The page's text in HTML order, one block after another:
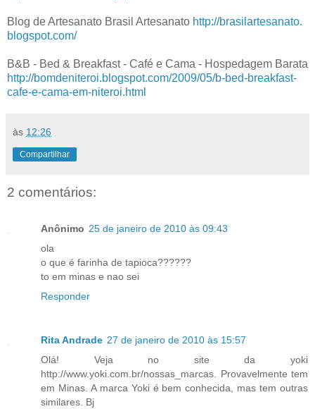
Blog de Artesanato Brasil Artesanato http://brasilartesanato.
blogspot.com/
B&B - Bed & Breakfast - Café e Cama - Hospedagem Barata
http://bomdeniteroi.blogspot.com/2009/05/b-bed-breakfast-
cafe-e-cama-em-niteroi.html
às 12:26
Compartilhar
2 comentários:
Anônimo 25 de janeiro de 2010 às 09:43
ola
o que é farinha de tapioca??????
to em minas e nao sei
Responder
Rita Andrade 27 de janeiro de 2010 às 15:57
Olá! Veja no site da yoki
http://www.yoki.com.br/nossas_marcas. Provavelmente tem
em Minas. A marca Yoki é bem conhecida, mas tem outras
similares. Bj